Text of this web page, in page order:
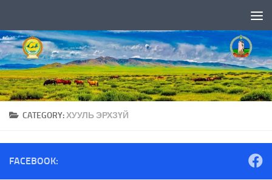
CATEGORY:ХУУЛЬ ЭРХЗҮЙ
FACEBOOK: